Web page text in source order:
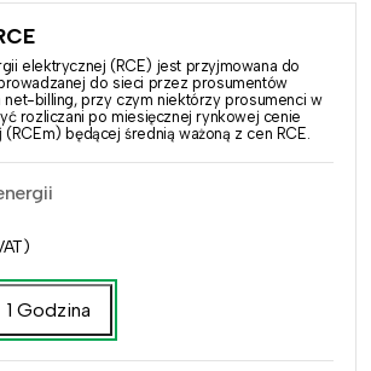
elektrycznej (RCE) jest przyjmowana do
do sieci przez prosumentów
net-billing, przy czym niektórzy prosumenci w
rozliczani po miesięcznej rynkowej cenie
będącej średnią ważoną z cen RCE.
1 Godzina